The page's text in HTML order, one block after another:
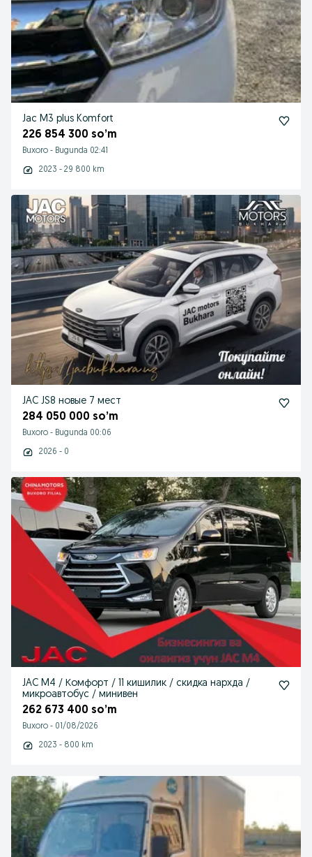
Jac M3 plus Komfort
226 854 300 so’m
Buxoro - Bugunda 02:41
2023 - 29 800 km
JAC JS8 новые 7 мест
284 050 000 so’m
Buxoro - Bugunda 00:06
2026 - 0
JAC M4 / Комфорт / 11 кишилик / скидка нархда /
микроавтобус / минивен
262 673 400 so’m
Buxoro - 01/08/2026
2023 - 800 km